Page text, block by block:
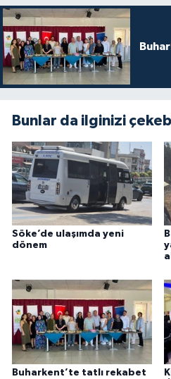
Bunlar da ilginizi
Söke’de ulaşımda yeni
dönem
Buharkent’te tatlı rekabet